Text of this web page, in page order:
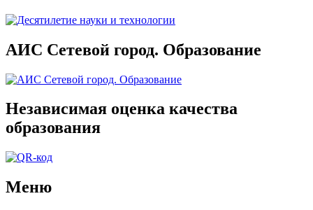
АИС Сетевой город. Образование
Независимая оценка качества
образования
Меню